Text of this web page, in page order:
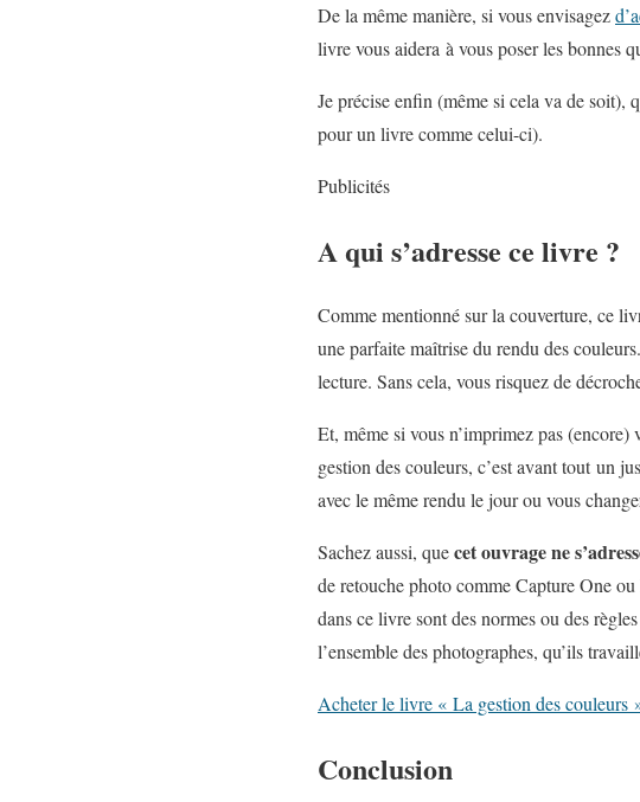
De la même manière, si vous envisagez
livre vous aidera à vous poser les bonnes
Je précise enfin (même si cela va de soit),
pour un livre comme celui-ci).
Publicités
A qui s’adresse ce livre ?
Comme mentionné sur la couverture, ce
une parfaite maîtrise du rendu des
lecture. Sans cela, vous risquez de
Et, même si vous n’imprimez pas
gestion des couleurs, c’est avant tout un
avec le même rendu le jour ou vous
Sachez aussi, quecet ouvrage ne
de retouche photo comme Capture One
dans ce livre sont des normes ou des
l’ensemble des photographes, qu’ils
Acheter le livre « La gestion des couleurs
Conclusion